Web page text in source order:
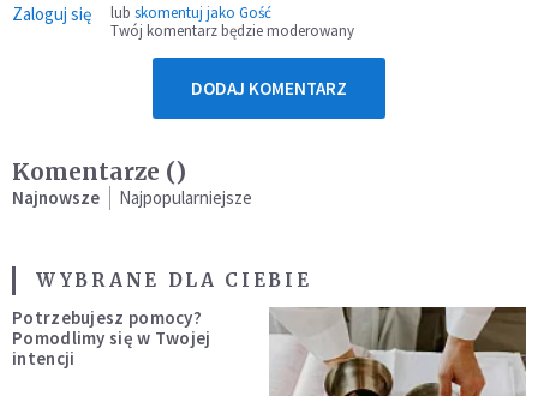
Zaloguj się lub skomentuj jako Gość
Twój komentarz będzie moderowany
DODAJ KOMENTARZ
Komentarze ()
Najnowsze Najpopularniejsze
WYBRANE DLA CIEBIE
Potrzebujesz pomocy?
Pomodlimy się w Twojej
intencji